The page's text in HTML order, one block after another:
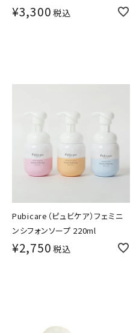
¥3,300 税込
Pubicare（ピュビケア）フェミニ
ンシフォンソープ 220ml
¥2,750 税込